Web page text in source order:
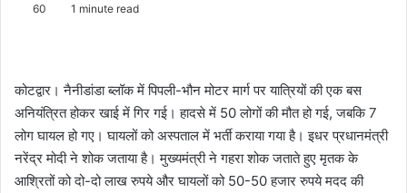
60 1 minute read
कोटद्वार। नैनीडांडा ब्लॉक में पिपली-भौन मोटर मार्ग पर यात्रियों की एक बस
अनियंत्रित होकर खाई में गिर गई। हादसे में 50 लोगों की मौत हो गई, जबकि 7
लोग घायल हो गए। घायलों को अस्‍पताल में भर्ती कराया गया है। इधर प्रधानमंत्री
नरेंद्र मोदी ने शोक जताया है। मुख्यमंत्री ने गहरा शोक जताते हुए मृतक के
आश्रितों को दो-दो लाख रुपये और घायलों को 50-50 हजार रुपये मदद की